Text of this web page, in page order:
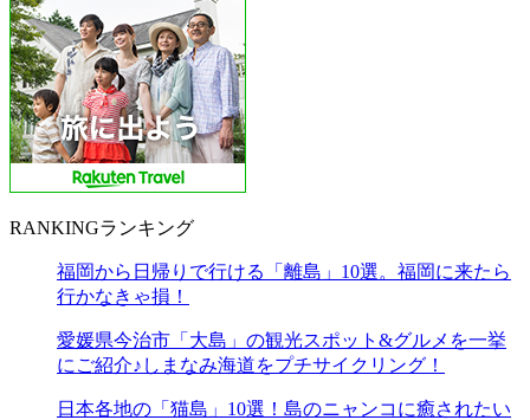
RANKINGランキング
福岡から日帰りで行ける「離島」10選。福岡に来たら
行かなきゃ損！
愛媛県今治市「大島」の観光スポット&グルメを一挙
にご紹介♪しまなみ海道をプチサイクリング！
日本各地の「猫島」10選！島のニャンコに癒されたい